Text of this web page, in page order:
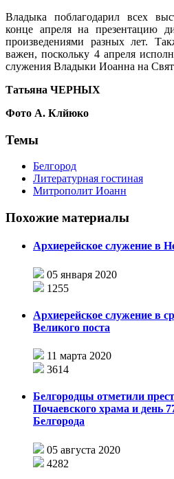
Владыка поблагодарил всех
конце апреля на презентацию
произведениями разных лет.
важен, поскольку 4 апреля
служения Владыки Иоанна на
Татьяна ЧЕРНЫХ
Фото А. Клйюко
Темы
Белгород
Литературная гостиная
Митрополит Иоанн
Похожие материалы
Архиерейское служение в
05 января 2020
1255
Архиерейское служение в
Великого поста
11 марта 2020
3614
Белгородцы отметили
Почаевского храма и день
Белгорода
05 августа 2020
4282